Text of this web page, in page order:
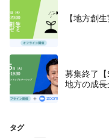
【地方創
募集終了
地方の成
タグ